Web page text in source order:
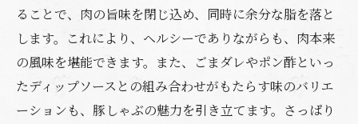
ることで、肉の旨味を閉じ込め、同時に余分な脂を落と
します。これにより、ヘルシーでありながらも、肉本来
の風味を堪能できます。また、ごまダレやポン酢といっ
たディップソースとの組み合わせがもたらす味のバリエ
ーションも、豚しゃぶの魅力を引き立てます。さっぱり